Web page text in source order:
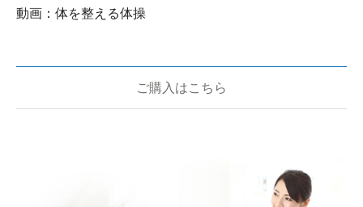
動画：体を整える体操
ご購入はこちら